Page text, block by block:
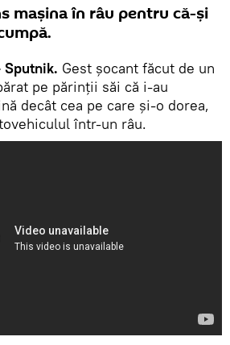
mașina în râu pentru că-și
Sputnik. Gest șocant făcut de un
pe părinții săi că i-au
decât cea pe care și-o dorea,
într-un râu.